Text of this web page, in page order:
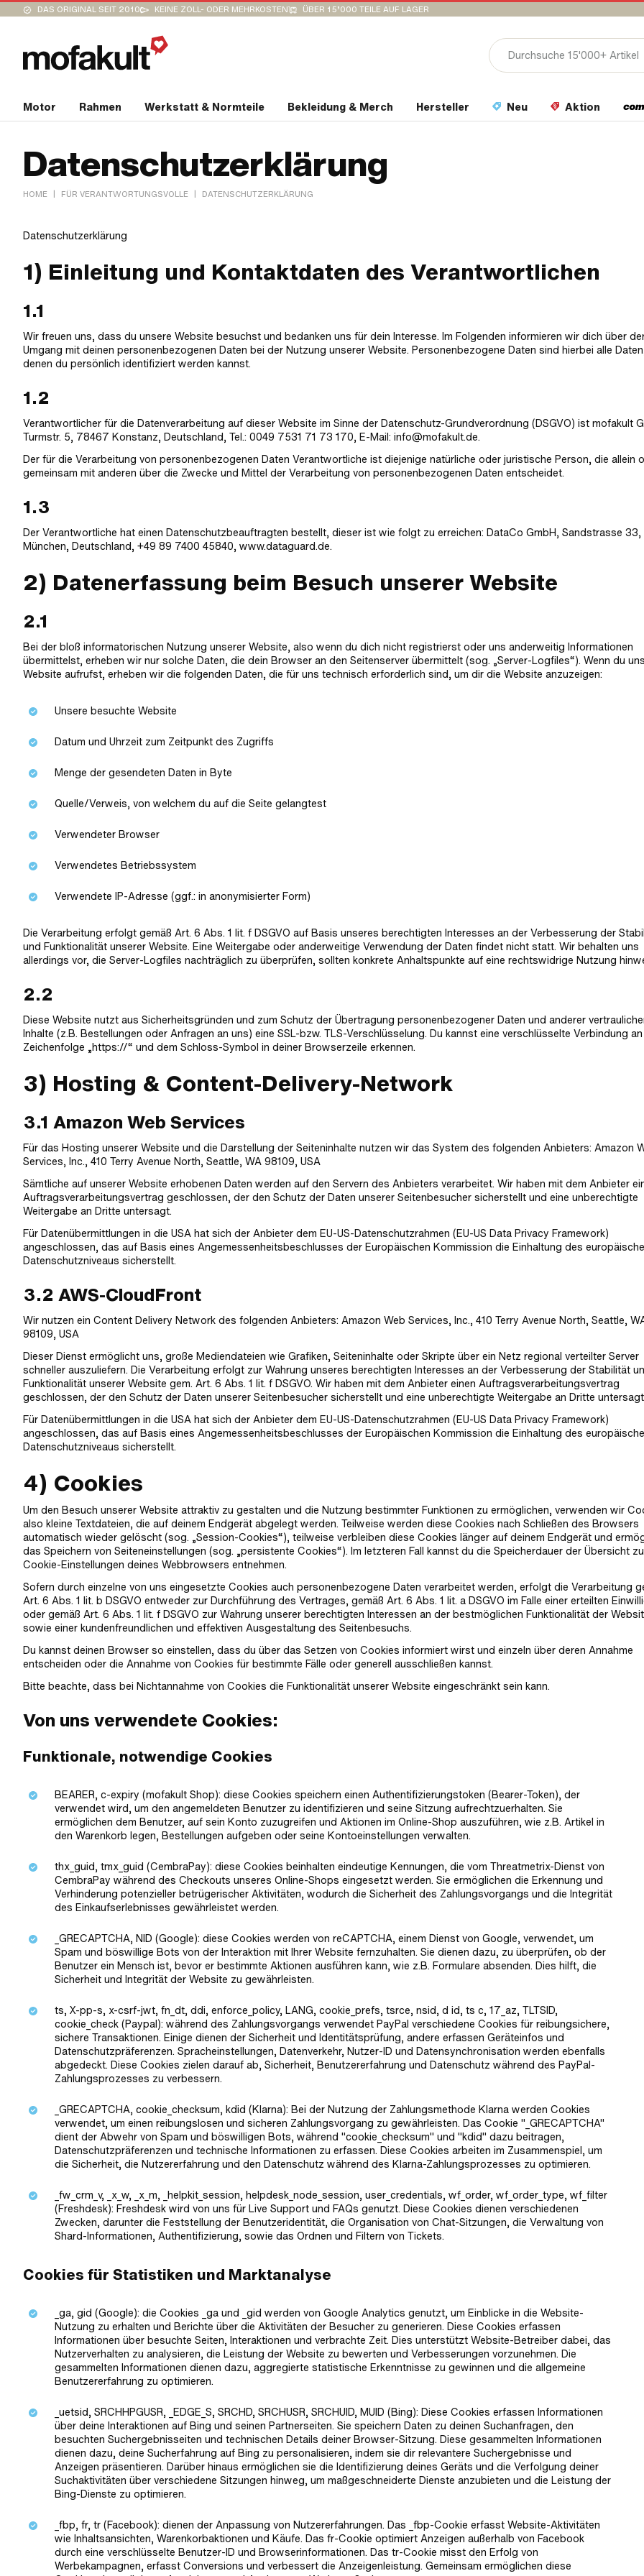
DAS ORIGINAL SEIT 2010 KEINE ZOLL- ODER MEHRKOSTEN ÜBER 15’000 TEILE AUF LAGER
Motor Rahmen Werkstatt & Normteile Bekleidung & Merch Hersteller Neu Aktion
Datenschutzerklärung
HOME | FÜR VERANTWORTUNGSVOLLE | DATENSCHUTZERKLÄRUNG
Datenschutzerklärung
1) Einleitung und Kontaktdaten des Verantwortlichen
1.1
Wir freuen uns, dass du unsere Website besuchst und bedanken uns für dein Interesse. Im Folgenden informieren wir dich über
Umgang mit deinen personenbezogenen Daten bei der Nutzung unserer Website. Personenbezogene Daten sind hierbei alle
denen du persönlich identifiziert werden kannst.
1.2
Verantwortlicher für die Datenverarbeitung auf dieser Website im Sinne der Datenschutz-Grundverordnung (DSGVO) ist mofakult
Turmstr. 5, 78467 Konstanz, Deutschland, Tel.: 0049 7531 71 73 170, E-Mail: info@mofakult.de.
Der für die Verarbeitung von personenbezogenen Daten Verantwortliche ist diejenige natürliche oder juristische Person, die allein
gemeinsam mit anderen über die Zwecke und Mittel der Verarbeitung von personenbezogenen Daten entscheidet.
1.3
Der Verantwortliche hat einen Datenschutzbeauftragten bestellt, dieser ist wie folgt zu erreichen: DataCo GmbH, Sandstrasse
München, Deutschland, +49 89 7400 45840, www.dataguard.de.
2) Datenerfassung beim Besuch unserer Website
2.1
Bei der bloß informatorischen Nutzung unserer Website, also wenn du dich nicht registrierst oder uns anderweitig Informationen
übermittelst, erheben wir nur solche Daten, die dein Browser an den Seitenserver übermittelt (sog. „Server-Logfiles“). Wenn du
Website aufrufst, erheben wir die folgenden Daten, die für uns technisch erforderlich sind, um dir die Website anzuzeigen:
Unsere besuchte Website
Datum und Uhrzeit zum Zeitpunkt des Zugriffs
Menge der gesendeten Daten in Byte
Quelle/Verweis, von welchem du auf die Seite gelangtest
Verwendeter Browser
Verwendetes Betriebssystem
Verwendete IP-Adresse (ggf.: in anonymisierter Form)
Die Verarbeitung erfolgt gemäß Art. 6 Abs. 1 lit. f DSGVO auf Basis unseres berechtigten Interesses an der Verbesserung der
und Funktionalität unserer Website. Eine Weitergabe oder anderweitige Verwendung der Daten findet nicht statt. Wir behalten uns
allerdings vor, die Server-Logfiles nachträglich zu überprüfen, sollten konkrete Anhaltspunkte auf eine rechtswidrige Nutzung
2.2
Diese Website nutzt aus Sicherheitsgründen und zum Schutz der Übertragung personenbezogener Daten und anderer
Inhalte (z.B. Bestellungen oder Anfragen an uns) eine SSL-bzw. TLS-Verschlüsselung. Du kannst eine verschlüsselte Verbindung
Zeichenfolge „https://“ und dem Schloss-Symbol in deiner Browserzeile erkennen.
3) Hosting & Content-Delivery-Network
3.1 Amazon Web Services
Für das Hosting unserer Website und die Darstellung der Seiteninhalte nutzen wir das System des folgenden Anbieters: Amazon
Services, Inc., 410 Terry Avenue North, Seattle, WA 98109, USA
Sämtliche auf unserer Website erhobenen Daten werden auf den Servern des Anbieters verarbeitet. Wir haben mit dem Anbieter
Auftragsverarbeitungsvertrag geschlossen, der den Schutz der Daten unserer Seitenbesucher sicherstellt und eine unberechtigte
Weitergabe an Dritte untersagt.
Für Datenübermittlungen in die USA hat sich der Anbieter dem EU-US-Datenschutzrahmen (EU-US Data Privacy Framework)
angeschlossen, das auf Basis eines Angemessenheitsbeschlusses der Europäischen Kommission die Einhaltung des
Datenschutzniveaus sicherstellt.
3.2 AWS-CloudFront
Wir nutzen ein Content Delivery Network des folgenden Anbieters: Amazon Web Services, Inc., 410 Terry Avenue North, Seattle,
98109, USA
Dieser Dienst ermöglicht uns, große Mediendateien wie Grafiken, Seiteninhalte oder Skripte über ein Netz regional verteilter Server
schneller auszuliefern. Die Verarbeitung erfolgt zur Wahrung unseres berechtigten Interesses an der Verbesserung der Stabilität
Funktionalität unserer Website gem. Art. 6 Abs. 1 lit. f DSGVO. Wir haben mit dem Anbieter einen Auftragsverarbeitungsvertrag
geschlossen, der den Schutz der Daten unserer Seitenbesucher sicherstellt und eine unberechtigte Weitergabe an Dritte
Für Datenübermittlungen in die USA hat sich der Anbieter dem EU-US-Datenschutzrahmen (EU-US Data Privacy Framework)
angeschlossen, das auf Basis eines Angemessenheitsbeschlusses der Europäischen Kommission die Einhaltung des
Datenschutzniveaus sicherstellt.
4) Cookies
Um den Besuch unserer Website attraktiv zu gestalten und die Nutzung bestimmter Funktionen zu ermöglichen, verwenden wir
also kleine Textdateien, die auf deinem Endgerät abgelegt werden. Teilweise werden diese Cookies nach Schließen des Browsers
automatisch wieder gelöscht (sog. „Session-Cookies“), teilweise verbleiben diese Cookies länger auf deinem Endgerät und
das Speichern von Seiteneinstellungen (sog. „persistente Cookies“). Im letzteren Fall kannst du die Speicherdauer der Übersicht
Cookie-Einstellungen deines Webbrowsers entnehmen.
Sofern durch einzelne von uns eingesetzte Cookies auch personenbezogene Daten verarbeitet werden, erfolgt die Verarbeitung
Art. 6 Abs. 1 lit. b DSGVO entweder zur Durchführung des Vertrages, gemäß Art. 6 Abs. 1 lit. a DSGVO im Falle einer erteilten
oder gemäß Art. 6 Abs. 1 lit. f DSGVO zur Wahrung unserer berechtigten Interessen an der bestmöglichen Funktionalität der
sowie einer kundenfreundlichen und effektiven Ausgestaltung des Seitenbesuchs.
Du kannst deinen Browser so einstellen, dass du über das Setzen von Cookies informiert wirst und einzeln über deren Annahme
entscheiden oder die Annahme von Cookies für bestimmte Fälle oder generell ausschließen kannst.
Bitte beachte, dass bei Nichtannahme von Cookies die Funktionalität unserer Website eingeschränkt sein kann.
Von uns verwendete Cookies:
Funktionale, notwendige Cookies
BEARER, c-expiry (mofakult Shop): diese Cookies speichern einen Authentifizierungstoken (Bearer-Token), der
verwendet wird, um den angemeldeten Benutzer zu identifizieren und seine Sitzung aufrechtzuerhalten. Sie
ermöglichen dem Benutzer, auf sein Konto zuzugreifen und Aktionen im Online-Shop auszuführen, wie z.B. Artikel in
den Warenkorb legen, Bestellungen aufgeben oder seine Kontoeinstellungen verwalten.
thx_guid, tmx_guid (CembraPay): diese Cookies beinhalten eindeutige Kennungen, die vom Threatmetrix-Dienst von
CembraPay während des Checkouts unseres Online-Shops eingesetzt werden. Sie ermöglichen die Erkennung und
Verhinderung potenzieller betrügerischer Aktivitäten, wodurch die Sicherheit des Zahlungsvorgangs und die Integrität
des Einkaufserlebnisses gewährleistet werden.
_GRECAPTCHA, NID (Google): diese Cookies werden von reCAPTCHA, einem Dienst von Google, verwendet, um
Spam und böswillige Bots von der Interaktion mit Ihrer Website fernzuhalten. Sie dienen dazu, zu überprüfen, ob der
Benutzer ein Mensch ist, bevor er bestimmte Aktionen ausführen kann, wie z.B. Formulare absenden. Dies hilft, die
Sicherheit und Integrität der Website zu gewährleisten.
ts, X-pp-s, x-csrf-jwt, fn_dt, ddi, enforce_policy, LANG, cookie_prefs, tsrce, nsid, d id, ts c, 17_az, TLTSID,
cookie_check (Paypal): während des Zahlungsvorgangs verwendet PayPal verschiedene Cookies für reibungsichere,
sichere Transaktionen. Einige dienen der Sicherheit und Identitätsprüfung, andere erfassen Geräteinfos und
Datenschutzpräferenzen. Spracheinstellungen, Datenverkehr, Nutzer-ID und Datensynchronisation werden ebenfalls
abgedeckt. Diese Cookies zielen darauf ab, Sicherheit, Benutzererfahrung und Datenschutz während des PayPal-
Zahlungsprozesses zu verbessern.
_GRECAPTCHA, cookie_checksum, kdid (Klarna): Bei der Nutzung der Zahlungsmethode Klarna werden Cookies
verwendet, um einen reibungslosen und sicheren Zahlungsvorgang zu gewährleisten. Das Cookie "_GRECAPTCHA"
dient der Abwehr von Spam und böswilligen Bots, während "cookie_checksum" und "kdid" dazu beitragen,
Datenschutzpräferenzen und technische Informationen zu erfassen. Diese Cookies arbeiten im Zusammenspiel, um
die Sicherheit, die Nutzererfahrung und den Datenschutz während des Klarna-Zahlungsprozesses zu optimieren.
_fw_crm_v, _x_w, _x_m, _helpkit_session, helpdesk_node_session, user_credentials, wf_order, wf_order_type, wf_filter
(Freshdesk): Freshdesk wird von uns für Live Support und FAQs genutzt. Diese Cookies dienen verschiedenen
Zwecken, darunter die Feststellung der Benutzeridentität, die Organisation von Chat-Sitzungen, die Verwaltung von
Shard-Informationen, Authentifizierung, sowie das Ordnen und Filtern von Tickets.
Cookies für Statistiken und Marktanalyse
_ga, gid (Google): die Cookies _ga und _gid werden von Google Analytics genutzt, um Einblicke in die Website-
Nutzung zu erhalten und Berichte über die Aktivitäten der Besucher zu generieren. Diese Cookies erfassen
Informationen über besuchte Seiten, Interaktionen und verbrachte Zeit. Dies unterstützt Website-Betreiber dabei, das
Nutzerverhalten zu analysieren, die Leistung der Website zu bewerten und Verbesserungen vorzunehmen. Die
gesammelten Informationen dienen dazu, aggregierte statistische Erkenntnisse zu gewinnen und die allgemeine
Benutzererfahrung zu optimieren.
_uetsid, SRCHHPGUSR, _EDGE_S, SRCHD, SRCHUSR, SRCHUID, MUID (Bing): Diese Cookies erfassen Informationen
über deine Interaktionen auf Bing und seinen Partnerseiten. Sie speichern Daten zu deinen Suchanfragen, den
besuchten Suchergebnisseiten und technischen Details deiner Browser-Sitzung. Diese gesammelten Informationen
dienen dazu, deine Sucherfahrung auf Bing zu personalisieren, indem sie dir relevantere Suchergebnisse und
Anzeigen präsentieren. Darüber hinaus ermöglichen sie die Identifizierung deines Geräts und die Verfolgung deiner
Suchaktivitäten über verschiedene Sitzungen hinweg, um maßgeschneiderte Dienste anzubieten und die Leistung der
Bing-Dienste zu optimieren.
_fbp, fr, tr (Facebook): dienen der Anpassung von Nutzererfahrungen. Das _fbp-Cookie erfasst Website-Aktivitäten
wie Inhaltsansichten, Warenkorbaktionen und Käufe. Das fr-Cookie optimiert Anzeigen außerhalb von Facebook
durch eine verschlüsselte Benutzer-ID und Browserinformationen. Das tr-Cookie misst den Erfolg von
Werbekampagnen, erfasst Conversions und verbessert die Anzeigenleistung. Gemeinsam ermöglichen diese